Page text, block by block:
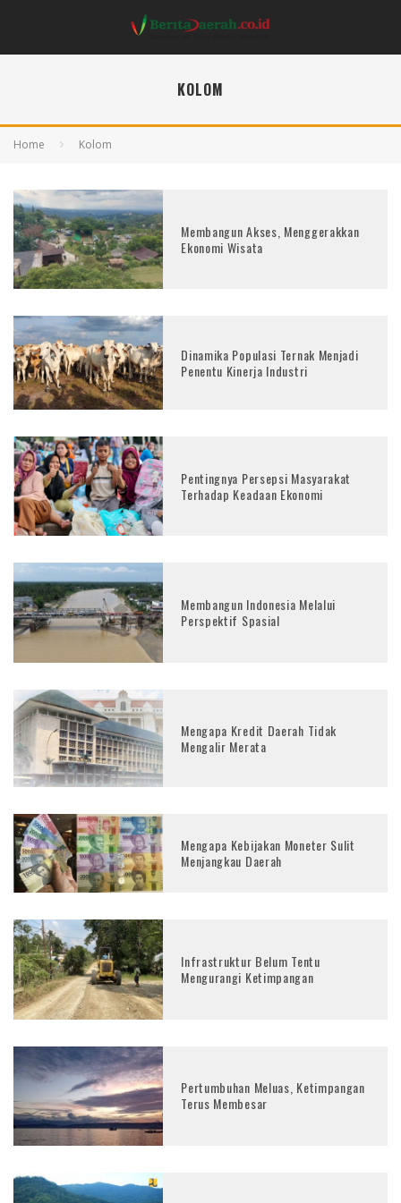
KOLOM
Home Kolom
Membangun Akses, Menggerakkan
Ekonomi Wisata
Dinamika Populasi Ternak Menjadi
Penentu Kinerja Industri
Pentingnya Persepsi Masyarakat
Terhadap Keadaan Ekonomi
Membangun Indonesia Melalui
Perspektif Spasial
Mengapa Kredit Daerah Tidak
Mengalir Merata
Mengapa Kebijakan Moneter Sulit
Menjangkau Daerah
Infrastruktur Belum Tentu
Mengurangi Ketimpangan
Pertumbuhan Meluas, Ketimpangan
Terus Membesar